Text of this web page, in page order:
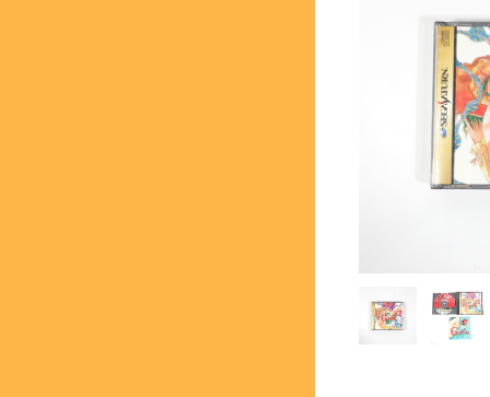
【GB】ゲームボーイ -
【PS】プレイステーシ
【NG】ネオジオ -
【SS】セガサターン -